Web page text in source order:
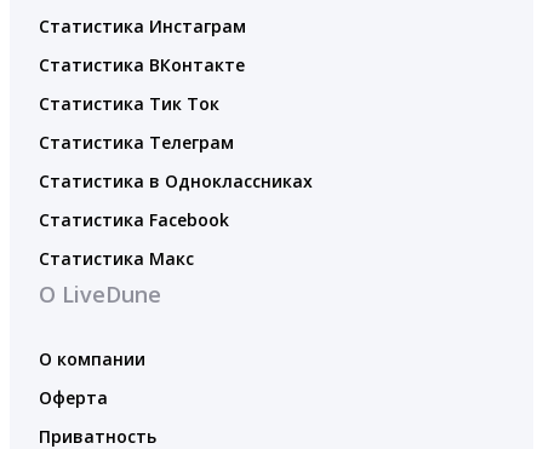
Статистика Инстаграм
Статистика ВКонтакте
Статистика Тик Ток
Статистика Телеграм
Статистика в Одноклассниках
Статистика Facebook
Статистика Макс
О LiveDune
О компании
Оферта
Приватность